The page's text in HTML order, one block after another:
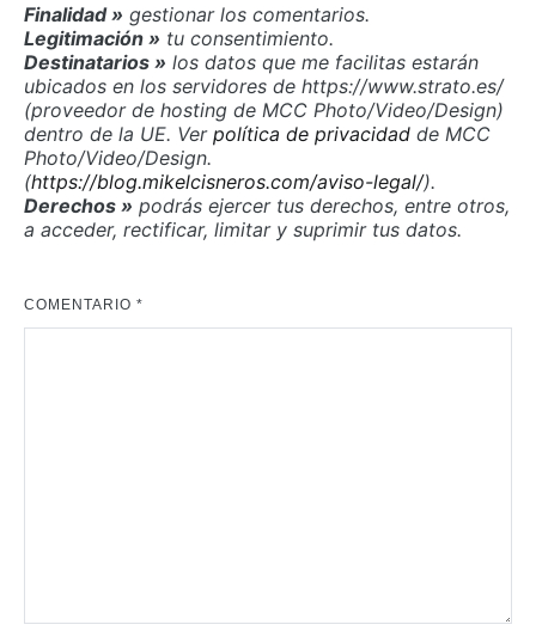
Finalidad » gestionar los comentarios.
Legitimación » tu consentimiento.
Destinatarios » los datos que me facilitas estarán
ubicados en los servidores de https://www.strato.es/
(proveedor de hosting de MCC Photo/Video/Design)
dentro de la UE. Ver política de privacidad de MCC
Photo/Video/Design.
(https://blog.mikelcisneros.com/aviso-legal/).
Derechos » podrás ejercer tus derechos, entre otros,
a acceder, rectificar, limitar y suprimir tus datos.
COMENTARIO *